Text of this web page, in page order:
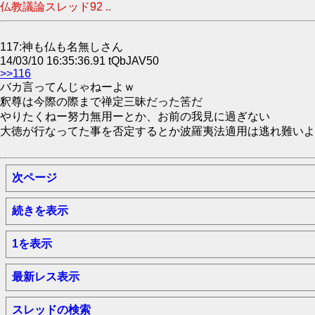
仏教議論スレッド92 ..
117:神も仏も名無しさん
14/03/10 16:35:36.91 tQbJAV50
>>116
バカ言ってんじゃねーよｗ
釈尊は今際の際まで禅定三昧だった筈だ
やりたくねー努力無用ーとか、お前の我見に過ぎない
大徳が行なってた事を否定するとか波羅夷法適用は逃れ難い
次ページ
続きを表示
1を表示
最新レス表示
スレッドの検索